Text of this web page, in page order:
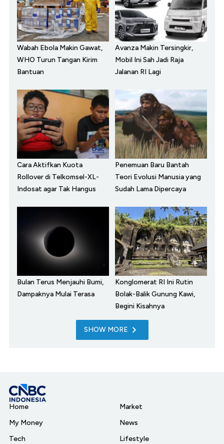
Wabah Ebola Makin Gawat,
WHO Turun Tangan Kirim
Bantuan
Avanza Makin Tersingkir,
Mobil Ini Sah Jadi Raja
Jalanan RI Lagi
Cara Aktifkan Kuota
Rollover di Telkomsel-XL-
Indosat agar Tak Hangus
Penemuan Baru Bantah
Teori Evolusi Manusia yang
Sudah Lama Dipercaya
Bulan Terus Menjauhi Bumi,
Dampaknya Mulai Terasa
Konglomerat RI Ini Rutin
Bolak-Balik Gunung Kawi,
Begini Kisahnya
SHOW MORE
Home
My Money
Tech
Market
News
Lifestyle